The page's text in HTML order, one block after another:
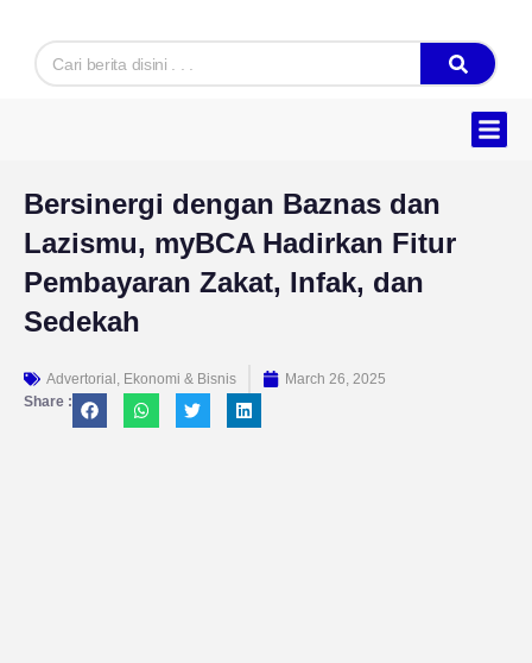
content
Search
Bersinergi dengan Baznas dan
Lazismu, myBCA Hadirkan Fitur
Pembayaran Zakat, Infak, dan
Sedekah
Advertorial , Ekonomi & Bisnis
March 26, 2025
Share :